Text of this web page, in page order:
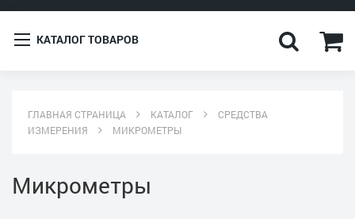
КАТАЛОГ ТОВАРОВ
ГЛАВНАЯ СТРАНИЦА КАТАЛОГ
СРЕДСТВА
ИЗМЕРЕНИЯ
МИКРОМЕТРЫ
Микрометры